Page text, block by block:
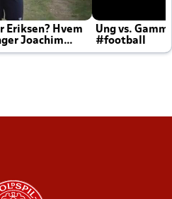
Eriksen? Hvem
Joachim
Ung vs.
#football